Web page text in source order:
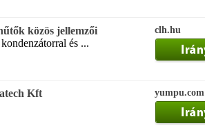
közös jellemzői
és ...
clh.hu
Kft yumpu.com